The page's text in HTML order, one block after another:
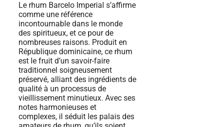
Le rhum Barcelo Imperial s’affirme
comme une référence
incontournable dans le monde
des spiritueux, et ce pour de
nombreuses raisons. Produit en
République dominicaine, ce rhum
est le fruit d’un savoir-faire
traditionnel soigneusement
préservé, alliant des ingrédients de
qualité à un processus de
vieillissement minutieux. Avec ses
notes harmonieuses et
complexes, il séduit les palais des